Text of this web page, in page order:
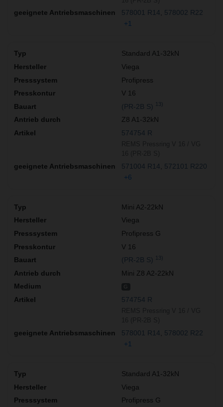
578001 R14
578002 R22
+1
Standard A1-32kN
Viega
Profipress
V 16
(PR-2B S)
13)
Z8 A1-32kN
574754 R
571004 R14
572101 R220
+6
Mini A2-22kN
Viega
Profipress G
V 16
(PR-2B S)
13)
Mini Z8 A2-22kN
574754 R
578001 R14
578002 R22
+1
Standard A1-32kN
Viega
Profipress G